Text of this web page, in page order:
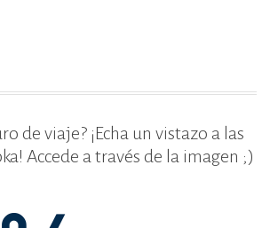
de viaje? ¡Echa un vistazo a las
Accede a través de la imagen ;)